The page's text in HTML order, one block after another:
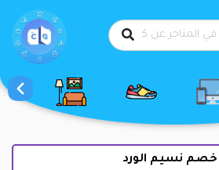
خصم نسيم الورد